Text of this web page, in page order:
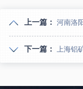
上一篇： 河南洛
下一篇： 上海铝